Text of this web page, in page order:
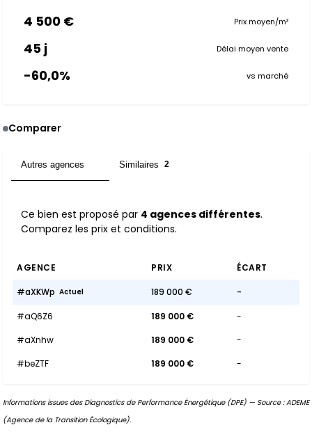
4 500 € Prix moyen/m²
45 j Délai moyen vente
-60,0% vs marché
Comparer
Autres agences Similaires 2
Ce bien est proposé par 4 agences différentes.
Comparez les prix et conditions.
AGENCE PRIX ÉCART
#aXKWp Actuel 189 000 € -
#aQ6Z6 189 000 €
-
#aXnhw
189 000 €
-
#beZTF
189 000 € -
Informations issues des Diagnostics de Performance Énergétique (DPE) — Source : ADEME
(Agence de la Transition Écologique).